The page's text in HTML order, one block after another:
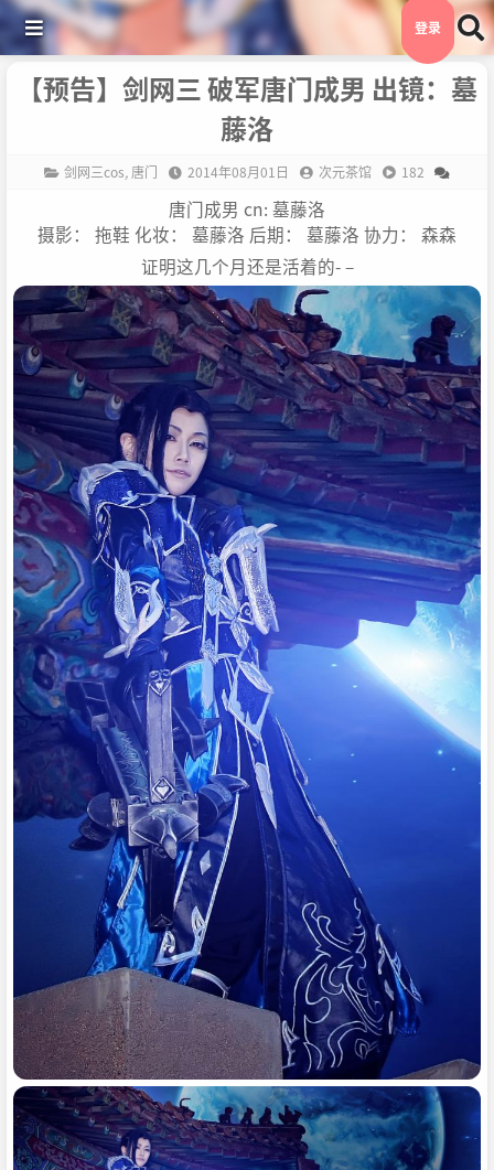
登录
【预告】剑网三 破军唐门成男 出镜：墓
藤洛
剑网三cos, 唐门 2014年08月01日 次元茶馆 182
唐门成男 cn: 墓藤洛
摄影： 拖鞋 化妆： 墓藤洛 后期： 墓藤洛 协力： 森森
证明这几个月还是活着的- –